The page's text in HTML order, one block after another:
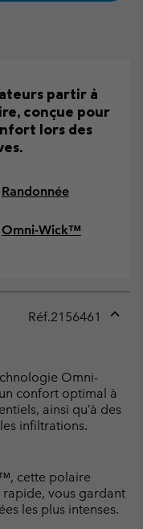
partir à
conçue pour
lors des
Randonnée
Omni-Wick™
Réf.2156461
Omni-
confort optimal à
ainsi qu’à des
infiltrations.
cette polaire
vous gardant
les plus intenses.